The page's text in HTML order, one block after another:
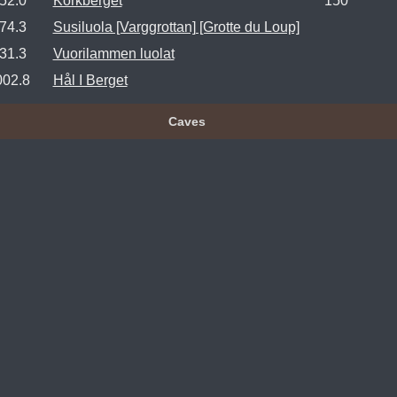
Susiluola [Varggrottan] [Grotte du Loup]
Vuorilammen luolat
Hål I Berget
Caves